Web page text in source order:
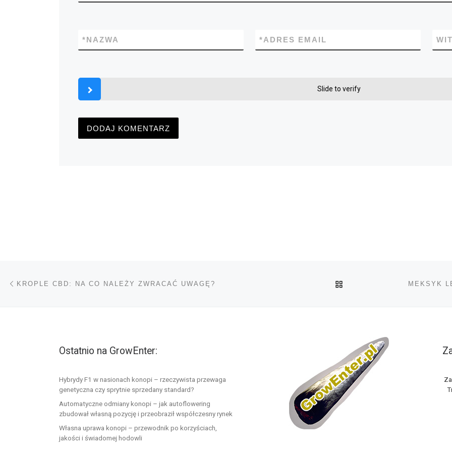
NAZWA
* ADRES EMAIL
*
Slide to verify
Nawigacja wpisu
KROPLE CBD: NA CO NALEŻY ZWRACAĆ UWAGĘ? POWRÓT DO LISTYMEKSYK
Ostatnio na GrowEnter:
Hybrydy F1 w nasionach konopi – rzeczywista przewaga
genetyczna czy sprytnie sprzedany standard?
Automatyczne odmiany konopi – jak autoflowering
zbudował własną pozycję i przeobraził współczesny rynek
Własna uprawa konopi – przewodnik po korzyściach,
jakości i świadomej hodowli